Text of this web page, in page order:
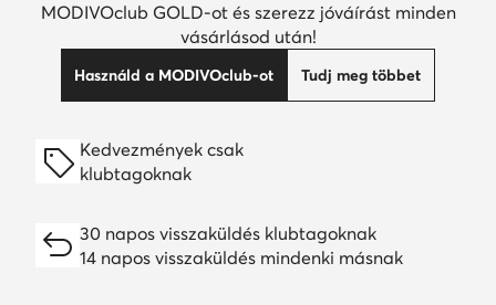
MODIVOclub GOLD-ot és szerezz jóváírást minden
vásárlásod után!
Használd a MODIVOclub-ot Tudj meg többet
Kedvezmények csak
klubtagoknak
30 napos visszaküldés klubtagoknak
14 napos visszaküldés mindenki másnak